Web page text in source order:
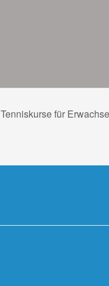
Tenniskurse für